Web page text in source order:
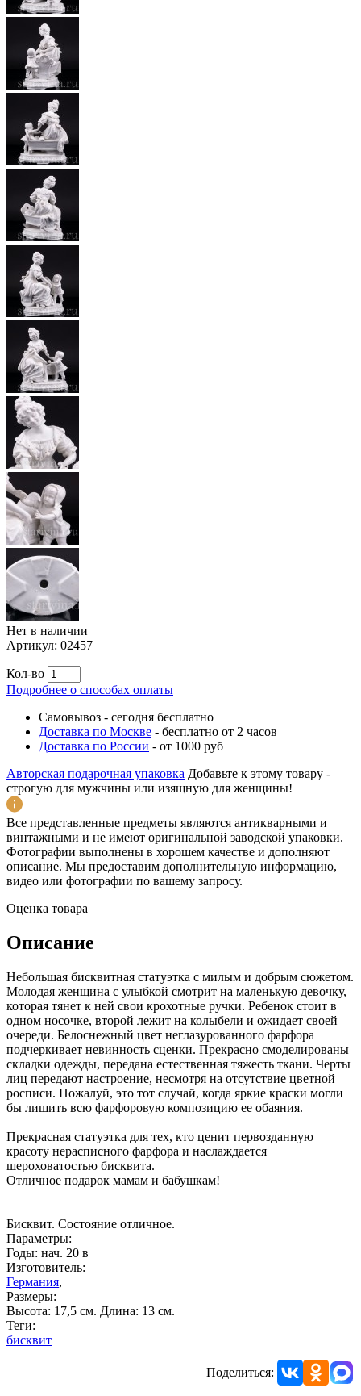
Нет в наличии
Артикул: 02457
Кол-во
Подробнее о способах оплаты
Самовывоз - сегодня бесплатно
Доставка по Москве - бесплатно от 2 часов
Доставка по России - от 1000 руб
Авторская подарочная упаковка Добавьте к этому товару -
строгую для мужчины или изящную для женщины!
Все представленные предметы являются антикварными и
винтажными и не имеют оригинальной заводской упаковки.
Фотографии выполнены в хорошем качестве и дополняют
описание. Мы предоставим дополнительную информацию,
видео или фотографии по вашему запросу.
Оценка товара
Описание
Небольшая бисквитная статуэтка с милым и добрым сюжетом.
Молодая женщина с улыбкой смотрит на маленькую девочку,
которая тянет к ней свои крохотные ручки. Ребенок стоит в
одном носочке, второй лежит на колыбели и ожидает своей
очереди. Белоснежный цвет неглазурованного фарфора
подчеркивает невинность сценки. Прекрасно смоделированы
складки одежды, передана естественная тяжесть ткани. Черты
лиц передают настроение, несмотря на отсутствие цветной
росписи. Пожалуй, это тот случай, когда яркие краски могли
бы лишить всю фарфоровую композицию ее обаяния.
Прекрасная статуэтка для тех, кто ценит первозданную
красоту нерасписного фарфора и наслаждается
шероховатостью бисквита.
Отличное подарок мамам и бабушкам!
Бисквит. Состояние отличное.
Параметры:
Годы: нач. 20 в
Изготовитель:
Германия,
Размеры:
Высота: 17,5 см. Длина: 13 см.
Теги:
бисквит
Поделиться: